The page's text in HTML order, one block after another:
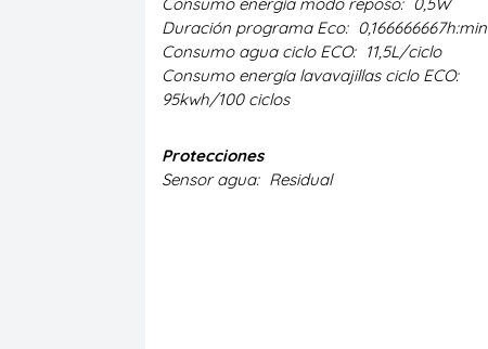
Duración programa Eco: 0,166666667h:min
Consumo agua ciclo ECO: 11,5L/ciclo
Consumo energía lavavajillas ciclo ECO:
95kwh/100 ciclos
Protecciones
Sensor agua: Residual